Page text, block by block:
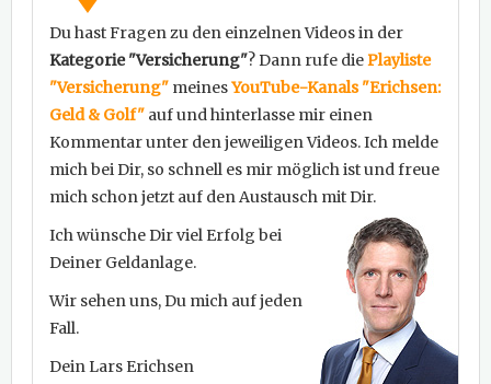
Du hast Fragen zu den einzelnen Videos in der
Kategorie "Versicherung"? Dann rufe diePlayliste
"Versicherung" meinesYouTube-Kanals "Erichsen:
Geld & Golf" auf und hinterlasse mir einen
Kommentar unter den jeweiligen Videos. Ich melde
mich bei Dir, so schnell es mir möglich ist und freue
mich schon jetzt auf den Austausch mit Dir.
Ich wünsche Dir viel Erfolg bei
Deiner Geldanlage.
Wir sehen uns, Du mich auf jeden
Fall.
Dein Lars Erichsen